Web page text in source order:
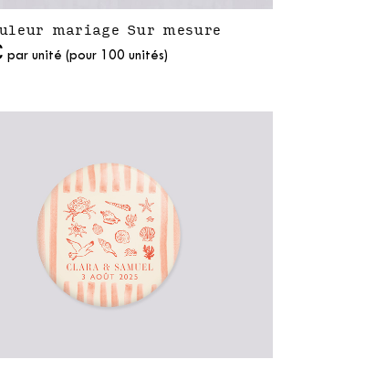
mariage Sur mesure
par unité (pour 100 unités)